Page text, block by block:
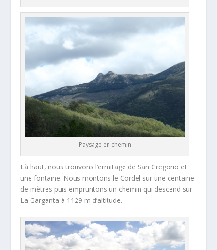
Paysage en chemin
Là haut, nous trouvons l’ermitage de San Gregorio et
une fontaine. Nous montons le Cordel sur une centaine
de mètres puis empruntons un chemin qui descend sur
La Garganta à 1129 m d’altitude.